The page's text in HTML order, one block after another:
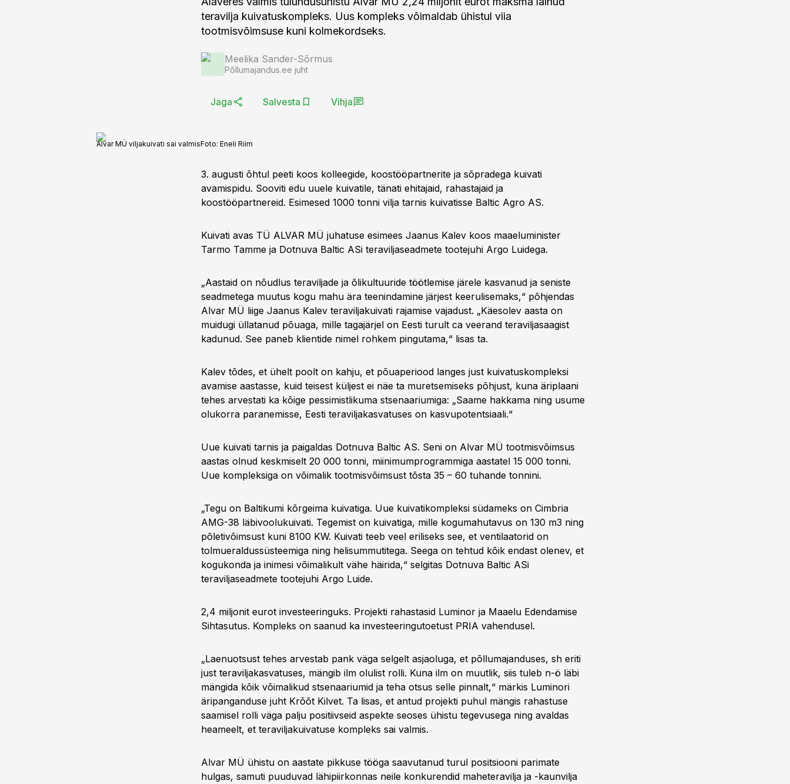
teravilja kuivatuskompleks. Uus kompleks võimaldab ühistul viia
tootmisvõimsuse kuni kolmekordseks.
Meelika Sander-Sõrmus
Põllumajandus.ee juht
Jaga Salvesta Vihja
Alvar MÜ viljakuivati sai valmisFoto: Eneli Riim
3. augusti õhtul peeti koos kolleegide, koostööpartnerite ja sõpradega kuivati
avamispidu. Sooviti edu uuele kuivatile, tänati ehitajaid, rahastajaid ja
koostööpartnereid. Esimesed 1000 tonni vilja tarnis kuivatisse Baltic Agro AS.
Kuivati avas TÜ ALVAR MÜ juhatuse esimees Jaanus Kalev koos maaeluminister
Tarmo Tamme ja Dotnuva Baltic ASi teraviljaseadmete tootejuhi Argo Luidega.
„Aastaid on nõudlus teraviljade ja õlikultuuride töötlemise järele kasvanud ja seniste
seadmetega muutus kogu mahu ära teenindamine järjest keerulisemaks,“ põhjendas
Alvar MÜ liige Jaanus Kalev teraviljakuivati rajamise vajadust. „Käesolev aasta on
muidugi üllatanud põuaga, mille tagajärjel on Eesti turult ca veerand teraviljasaagist
kadunud. See paneb klientide nimel rohkem pingutama,“ lisas ta.
Kalev tõdes, et ühelt poolt on kahju, et põuaperiood langes just kuivatuskompleksi
avamise aastasse, kuid teisest küljest ei näe ta muretsemiseks põhjust, kuna äriplaani
tehes arvestati ka kõige pessimistlikuma stsenaariumiga: „Saame hakkama ning usume
olukorra paranemisse, Eesti teraviljakasvatuses on kasvupotentsiaali.“
Uue kuivati tarnis ja paigaldas Dotnuva Baltic AS. Seni on Alvar MÜ tootmisvõimsus
aastas olnud keskmiselt 20 000 tonni, miinimumprogrammiga aastatel 15 000 tonni.
Uue kompleksiga on võimalik tootmisvõimsust tõsta 35 – 60 tuhande tonnini.
„Tegu on Baltikumi kõrgeima kuivatiga. Uue kuivatikompleksi südameks on Cimbria
AMG-38 läbivoolukuivati. Tegemist on kuivatiga, mille kogumahutavus on 130 m3 ning
põletivõimsust kuni 8100 KW. Kuivati teeb veel eriliseks see, et ventilaatorid on
tolmueraldussüsteemiga ning helisummutitega. Seega on tehtud kõik endast olenev, et
kogukonda ja inimesi võimalikult vähe häirida,“ selgitas Dotnuva Baltic ASi
teraviljaseadmete tootejuhi Argo Luide.
2,4 miljonit eurot investeeringuks. Projekti rahastasid Luminor ja Maaelu Edendamise
Sihtasutus. Kompleks on saanud ka investeeringutoetust PRIA vahendusel.
„Laenuotsust tehes arvestab pank väga selgelt asjaoluga, et põllumajanduses, sh eriti
just teraviljakasvatuses, mängib ilm olulist rolli. Kuna ilm on muutlik, siis tuleb n-ö läbi
mängida kõik võimalikud stsenaariumid ja teha otsus selle pinnalt,“ märkis Luminori
äripanganduse juht Krõõt Kilvet. Ta lisas, et antud projekti puhul mängis rahastuse
saamisel rolli väga palju positiivseid aspekte seoses ühistu tegevusega ning avaldas
heameelt, et teraviljakuivatuse kompleks sai valmis.
Alvar MÜ ühistu on aastate pikkuse tööga saavutanud turul positsiooni parimate
hulgas, samuti puuduvad lähipiirkonnas neile konkurendid maheteravilja ja -kaunvilja